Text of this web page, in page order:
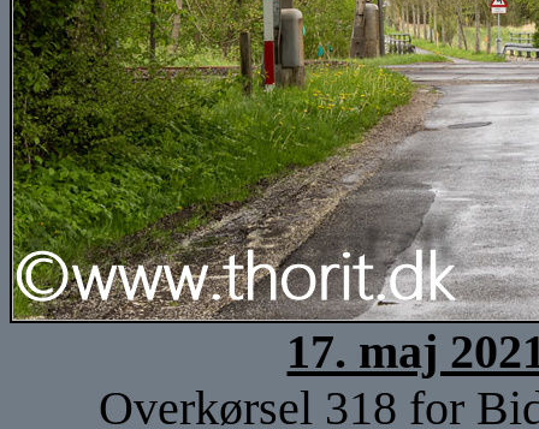
17. maj
Overkørsel 318 for